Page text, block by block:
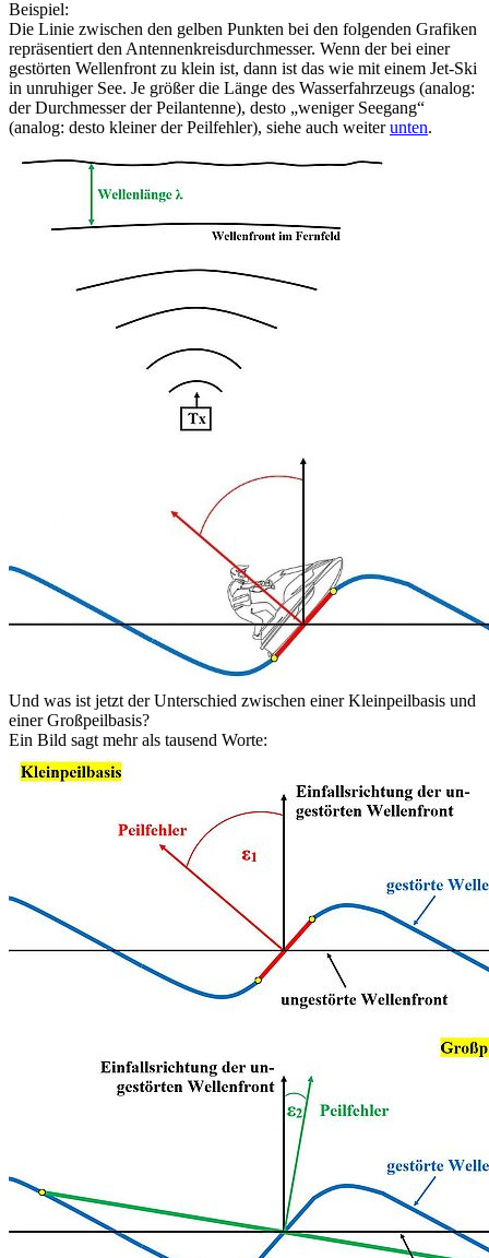
Beispiel:
Die Linie zwischen den gelben Punkten bei den folgenden Grafiken
repräsentiert den Antennenkreisdurchmesser. Wenn der bei einer
gestörten Wellenfront zu klein ist, dann ist das wie mit einem Jet-Ski
in unruhiger See. Je größer die Länge des Wasserfahrzeugs (analog:
der Durchmesser der Peilantenne), desto „weniger Seegang“
(analog: desto kleiner der Peilfehler), siehe auch weiterunten.
Und was ist jetzt der Unterschied zwischen einer Kleinpeilbasis und
einer Großpeilbasis?
Ein Bild sagt mehr als tausend Worte: